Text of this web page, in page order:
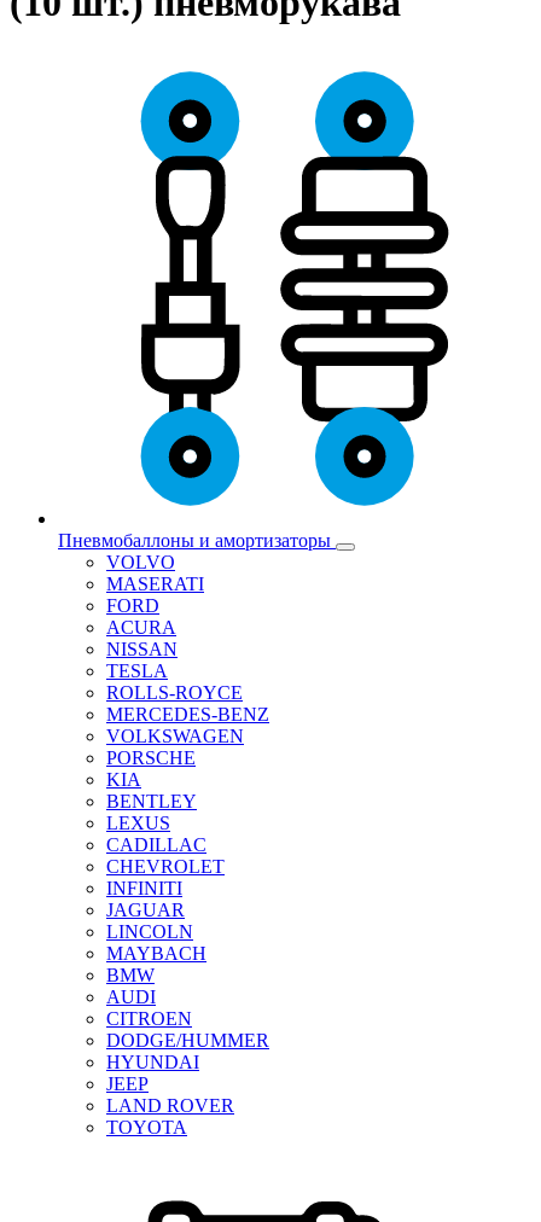
Пневмобаллоны и амортизаторы
VOLVO
MASERATI
FORD
ACURA
NISSAN
TESLA
ROLLS-ROYCE
MERCEDES-BENZ
VOLKSWAGEN
PORSCHE
KIA
BENTLEY
LEXUS
CADILLAC
CHEVROLET
INFINITI
JAGUAR
LINCOLN
MAYBACH
BMW
AUDI
CITROEN
DODGE/HUMMER
HYUNDAI
JEEP
LAND ROVER
TOYOTA